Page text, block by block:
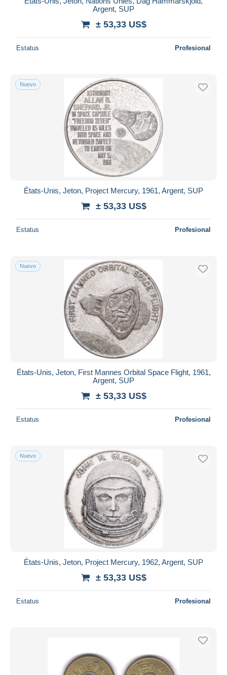
Argent, SUP
± 53,33 US$
Estatus Profesional
Nuevo
États-Unis, Jeton, Project Mercury, 1961, Argent, SUP
± 53,33 US$
Estatus Profesional
Nuevo
États-Unis, Jeton, First Mannes Orbital Space Flight, 1961,
Argent, SUP
± 53,33 US$
Estatus Profesional
Nuevo
États-Unis, Jeton, Project Mercury, 1962, Argent, SUP
± 53,33 US$
Estatus Profesional